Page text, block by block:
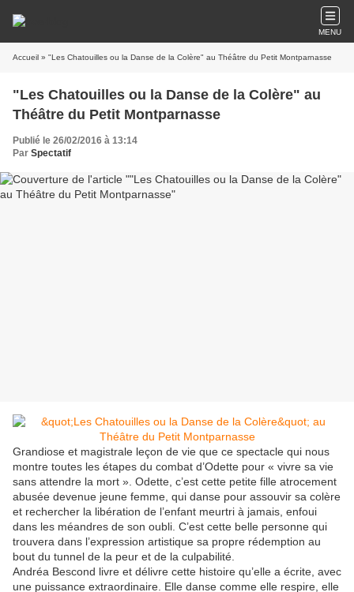
MENU
Accueil » "Les Chatouilles ou la Danse de la Colère" au Théâtre du Petit Montparnasse
"Les Chatouilles ou la Danse de la Colère" au
Théâtre du Petit Montparnasse
Publié le 26/02/2016 à 13:14
Par Spectatif
Grandiose et magistrale leçon de vie que ce spectacle qui nous
montre toutes les étapes du combat d’Odette pour « vivre sa vie
sans attendre la mort ». Odette, c’est cette petite fille atrocement
abusée devenue jeune femme, qui danse pour assouvir sa colère
et rechercher la libération de l’enfant meurtri à jamais, enfoui
dans les méandres de son oubli. C’est cette belle personne qui
trouvera dans l’expression artistique sa propre rédemption au
bout du tunnel de la peur et de la culpabilité.
Andréa Bescond livre et délivre cette histoire qu’elle a écrite, avec
une puissance extraordinaire. Elle danse comme elle respire, elle